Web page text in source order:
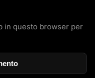
in questo browser per